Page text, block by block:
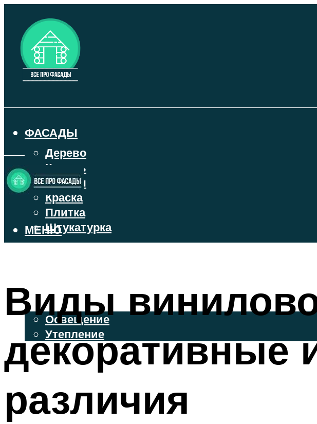
ФАСАДЫ
Дерево
Камень
Кирпич
Краска
Плитка
Штукатурка
ВЕНТИЛИРУЕМЫЕ ФАСАДЫ
ОСВЕЩЕНИЕ И УТЕПЛЕНИЕ
Освещение
Утепление
ДЕКОР
МЕНЮ
МЕНЮ
Виды
декоративные
различия